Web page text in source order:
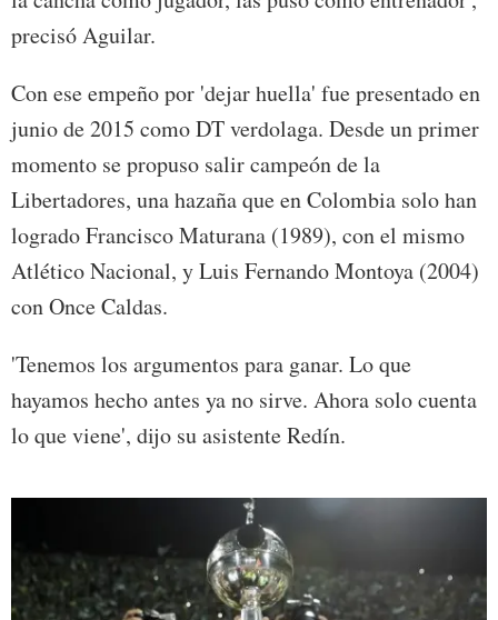
precisó Aguilar.
Con ese empeño por 'dejar huella' fue presentado en
junio de 2015 como DT verdolaga. Desde un primer
momento se propuso salir campeón de la
Libertadores, una hazaña que en Colombia solo han
logrado Francisco Maturana (1989), con el mismo
Atlético Nacional, y Luis Fernando Montoya (2004)
con Once Caldas.
'Tenemos los argumentos para ganar. Lo que
hayamos hecho antes ya no sirve. Ahora solo cuenta
lo que viene', dijo su asistente Redín.